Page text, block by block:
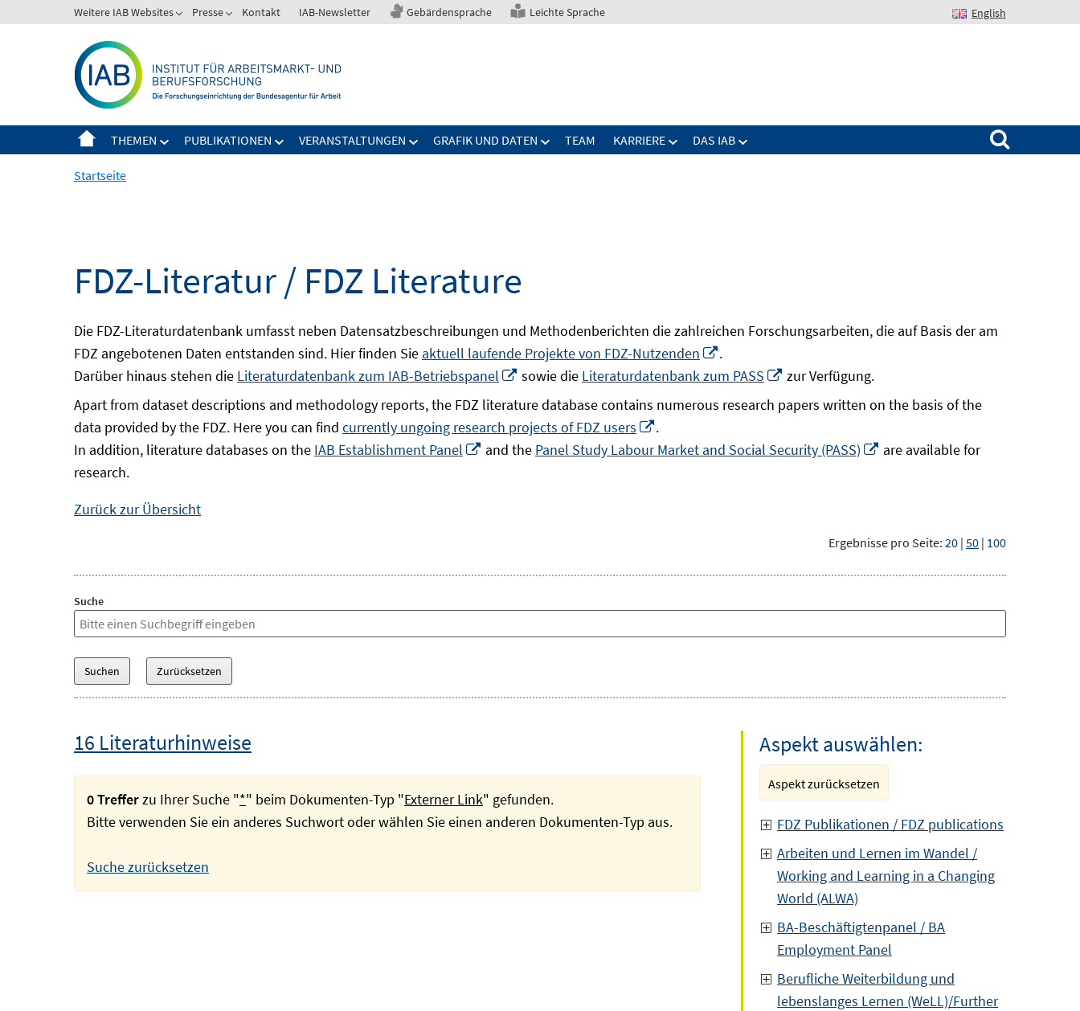
zum
Weitere IAB Websites Presse Kontakt IAB-Newsletter Gebärdensprache Leichte Sprache English
THEMEN PUBLIKATIONEN VERANSTALTUNGEN GRAFIK UND DATEN TEAM KARRIERE DAS IAB
Suchen nach:
Startseite
FDZ-Literatur / FDZ Literature
Die FDZ-Literaturdatenbank umfasst neben Datensatzbeschreibungen und Methodenberichten die zahlreichen Forschungsarbeiten, die auf Basis der am
FDZ angebotenen Daten entstanden sind. Hier finden Sie aktuell laufende Projekte von FDZ-Nutzenden
In
neuem
.
Darüber hinaus stehen die Literaturdatenbank zum IAB-Betriebspanel
In
neuem
Fenster
öffnen
sowie die Literaturdatenbank zum PASS
In
öffnen
zur Verfügung.
Apart from dataset descriptions and methodology reports, the FDZ literature database contains numerous research papers written on the basis of the
data provided by the FDZ. Here you can find currently ungoing research projects of FDZ users
In
neuem
.
In addition, literature databases on the IAB Establishment Panel
In
and the Panel Study Labour Market and Social Security (PASS)
In
are available for
research.
Zurück zur Übersicht
Ergebnisse pro Seite: 20 | 50 | 100
Suche
16 Literaturhinweise
0 Trefferzu Ihrer Suche "*" beim Dokumenten-Typ "Externer Link" gefunden.
Bitte verwenden Sie ein anderes Suchwort oder wählen Sie einen anderen Dokumenten-Typ aus.
Suche zurücksetzen
Aspekt auswählen:
Aspekt zurücksetzen
FDZ Publikationen / FDZ publications
Arbeiten und Lernen im Wandel /
Working and Learning in a Changing
World (ALWA)
BA-Beschäftigtenpanel / BA
Employment Panel
Berufliche Weiterbildung und
lebenslanges Lernen (WeLL)/Further